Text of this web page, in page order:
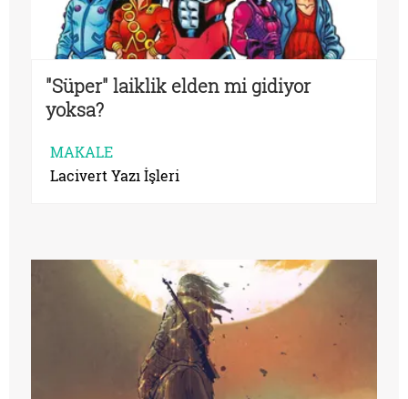
"Süper" laiklik elden mi gidiyor
yoksa?
MAKALE
Lacivert Yazı İşleri